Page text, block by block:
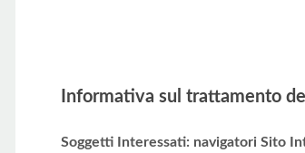
Informativa sul trattamento
Soggetti Interessati: navigatori Sito